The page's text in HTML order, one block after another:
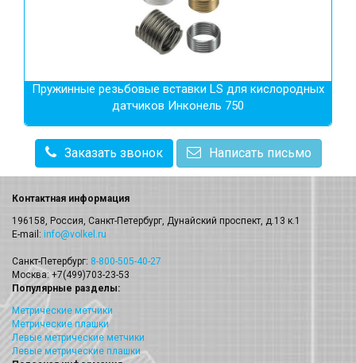
Пружинные резьбовые вставки LS для кислородных
датчиков Инконель 750
Заказать звонок Написать письмо
Контактная информация
196158, Россия, Санкт-Петербург, Дунайский проспект, д.13 к.1
E-mail: info@volkel.ru
Санкт-Петербург: 8-800-505-40-27
Москва: +7(499)703-23-53
Популярные разделы:
Метрические метчики
Метрические плашки
Левые метрические метчики
Левые метрические плашки